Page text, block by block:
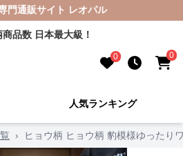
門通販サイト レオパル
商品数 日本最大級！
0 0
人気ランキング
› ヒョウ柄 ヒョウ柄 豹模様ゆったり